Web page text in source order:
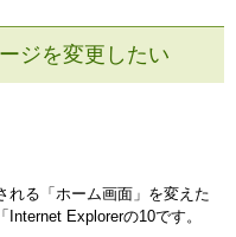
ジを変更したい
れる「ホーム画面」を変えた
Explorerの10です。